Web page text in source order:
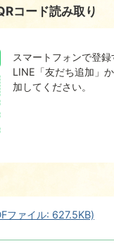
コード読み取り
スマートフォンで登
LINE「友だち追加」
加してください。
ファイル: 627.5KB)